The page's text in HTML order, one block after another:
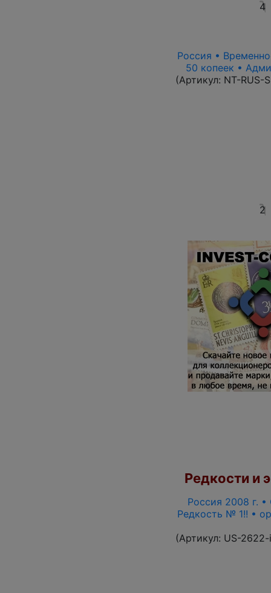
4
Россия •
50 копеек •
(Артикул: NT-RUS-
2
Редкости и
Россия 2008 г.
Редкость № 1!! •
(Артикул: US-